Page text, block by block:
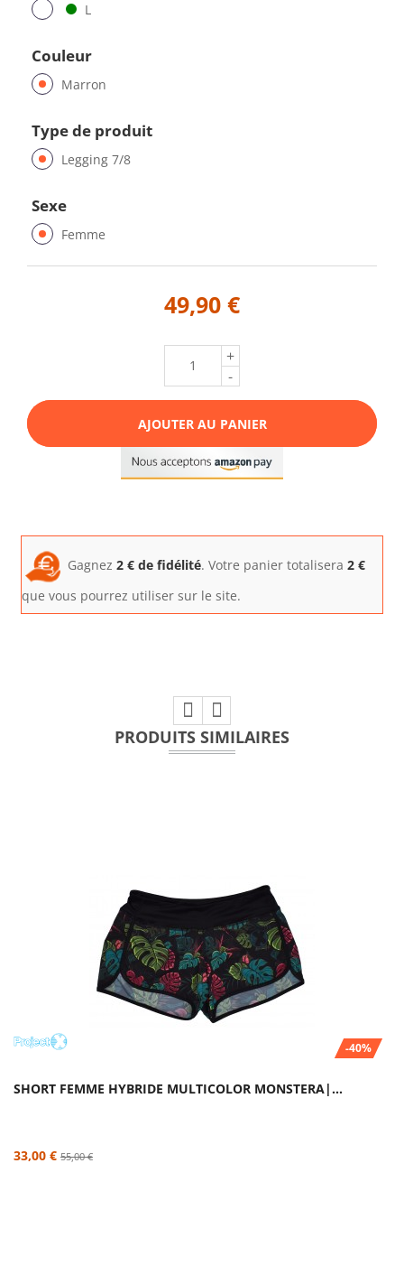
L
Couleur
Marron
Type de produit
Legging 7/8
Sexe
Femme
49,90 €
+
-
AJOUTER AU PANIER
Gagnez 2 € de fidélité. Votre panier totalisera 2 €
que vous pourrez utiliser sur le site.
PRODUITS SIMILAIRES
-40%
SHORT FEMME HYBRIDE MULTICOLOR MONSTERA|...
33,00 € 55,00 €